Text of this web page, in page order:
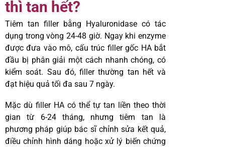
thì tan hết?
Tiêm tan filler bằng Hyaluronidase có tác
dụng trong vòng 24-48 giờ. Ngay khi enzyme
được đưa vào mô, cấu trúc filler gốc HA bắt
đầu bị phân giải một cách nhanh chóng, có
kiểm soát. Sau đó, filler thường tan hết và
đạt hiệu quả tối đa sau 7 ngày.
Mặc dù filler HA có thể tự tan liền theo thời
gian từ 6-24 tháng, nhưng tiêm tan là
phương pháp giúp bác sĩ chỉnh sửa kết quả,
điều chỉnh hình dáng hoặc xử lý biến chứng